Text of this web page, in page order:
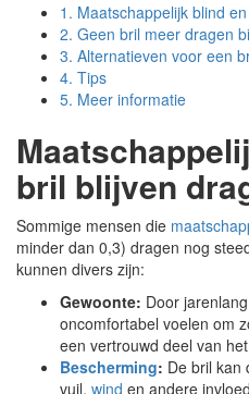
1. Maatschappelijk blind
2. Geen bril meer dragen
3. Alternatieven voor een
4. Tips
5. Meer informatie
bril blijven
Sommige mensen die
minder dan 0,3) dragen nog
kunnen divers zijn:
Gewoonte: Door
oncomfortabel voelen om
een vertrouwd deel van
Bescherming: De bril kan
vuil, wind en andere